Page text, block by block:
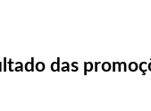
das